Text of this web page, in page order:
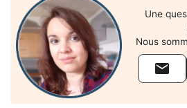
Une
Nous
